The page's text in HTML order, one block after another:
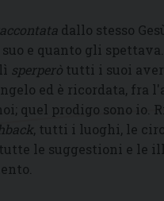
dallo stesso
e quanto gli
sperperò tutti i suoi
ed è ricordata, fra
quel prodigo sono io.
, tutti i luoghi, le
le suggestioni e le